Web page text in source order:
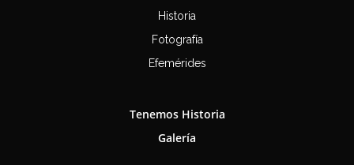
Historia
Fotografía
Efemérides
Tenemos Historia
Galería